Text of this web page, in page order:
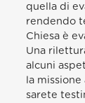
quella di
rendendo
Chiesa è
Una
alcuni
la
sarete